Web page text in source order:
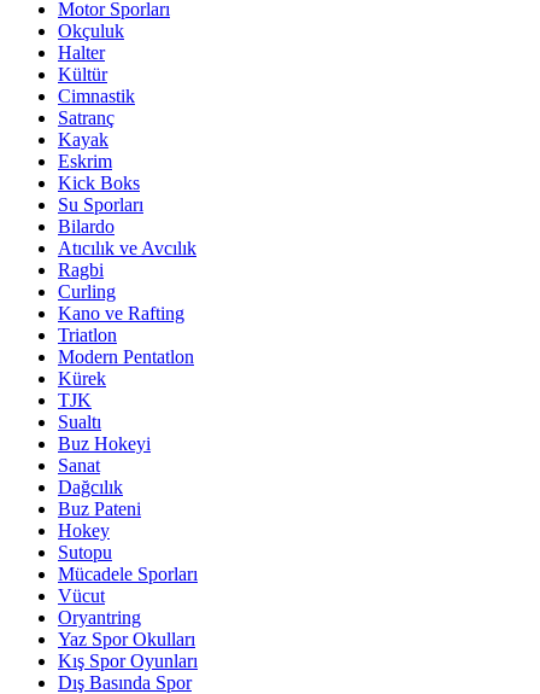
Motor Sporları
Okçuluk
Halter
Kültür
Cimnastik
Satranç
Kayak
Eskrim
Kick Boks
Su Sporları
Bilardo
Atıcılık ve Avcılık
Ragbi
Curling
Kano ve Rafting
Triatlon
Modern Pentatlon
Kürek
TJK
Sualtı
Buz Hokeyi
Sanat
Dağcılık
Buz Pateni
Hokey
Sutopu
Mücadele Sporları
Vücut
Oryantring
Yaz Spor Okulları
Kış Spor Oyunları
Dış Basında Spor